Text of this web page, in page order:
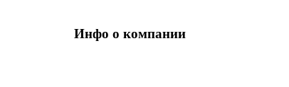
Инфо о компании